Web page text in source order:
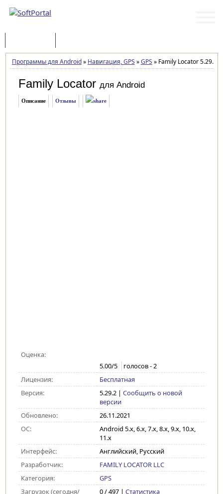
Программы для Android» Навигация, GPS »GPS »Family Locator 5.29.2
Family Locator для Android
Описание Отзывы
Оценка:
5.00/5 голосов -2
Лицензия:
Бесплатная
Версия:
5.29.2| Сообщить о новой
версии
Обновлено:
26.11.2021
ОС:
Android 5.x, 6.x, 7.x, 8.x, 9.x, 10.x,
11.x
Интерфейс:
Английский, Русский
Разработчик:
FAMILY LOCATOR LLC
Категория:
GPS
Загрузок (сегодня/
0 / 497 | Статистика